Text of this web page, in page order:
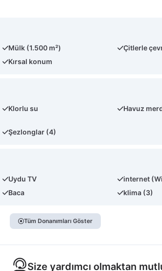
Mülk (1.500 m²)
Çitlerle
Kırsal konum
Klorlu su Havuz
Şezlonglar (4)
Uydu TV
internet
Baca klima (3)
Tüm Donanımları Göster
Size yardımcı olmaktan